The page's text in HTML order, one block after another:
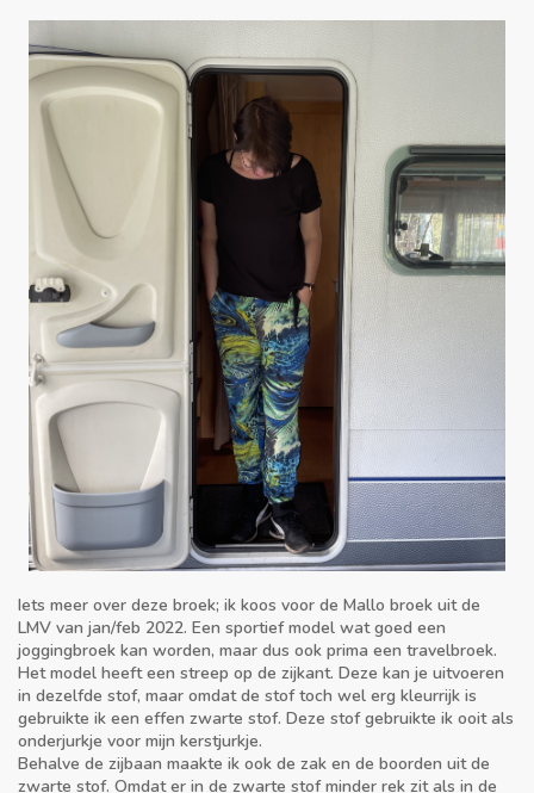
Iets meer over deze broek; ik koos voor de Mallo broek uit de
LMV van jan/feb 2022. Een sportief model wat goed een
joggingbroek kan worden, maar dus ook prima een travelbroek.
Het model heeft een streep op de zijkant. Deze kan je uitvoeren
in dezelfde stof, maar omdat de stof toch wel erg kleurrijk is
gebruikte ik een effen zwarte stof. Deze stof gebruikte ik ooit als
onderjurkje voor mijn kerstjurkje.
Behalve de zijbaan maakte ik ook de zak en de boorden uit de
zwarte stof. Omdat er in de zwarte stof minder rek zit als in de